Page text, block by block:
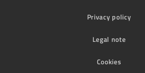
Privacy policy
Legal note
Cookies